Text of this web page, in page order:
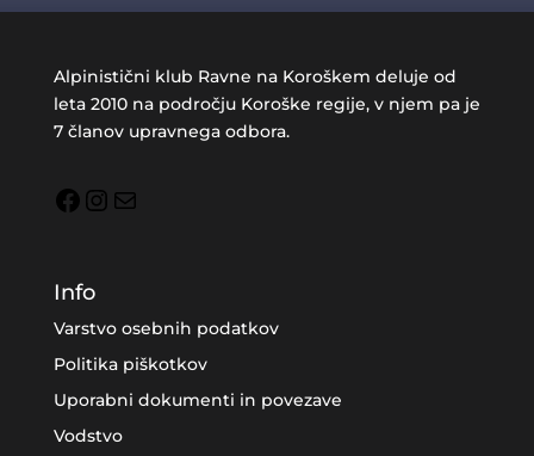
Alpinistični klub Ravne na Koroškem deluje od
leta 2010 na področju Koroške regije, v njem pa je
7 članov upravnega odbora.
Facebook
Instagram
Info
Varstvo osebnih podatkov
Politika piškotkov
Uporabni dokumenti in povezave
Vodstvo